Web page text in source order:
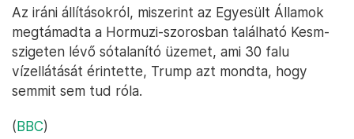
Az iráni állításokról, miszerint az Egyesült Államok
megtámadta a Hormuzi-szorosban található Kesm-
szigeten lévő sótalanító üzemet, ami 30 falu
vízellátását érintette, Trump azt mondta, hogy
semmit sem tud róla.
(BBC)